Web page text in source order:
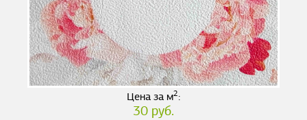
Цена за м2:
30 руб.